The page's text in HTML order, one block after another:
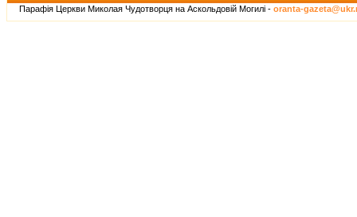
Парафія Церкви Миколая Чудотворця на Аскольдовій Могилі - oranta-